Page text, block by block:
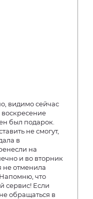
видимо сейчас
воскресение
был подарок.
не смогут,
в
на
и во вторник
не отменила
Напомню, что
сервис! Если
обращаться в